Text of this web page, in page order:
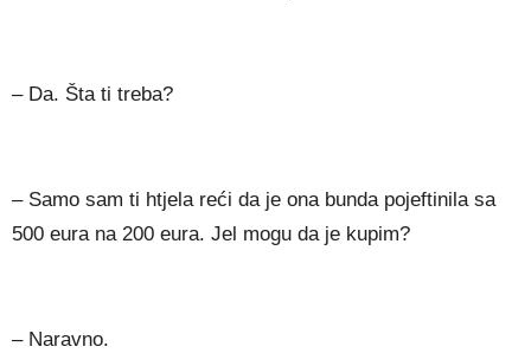
– Da. Šta ti treba?
– Samo sam ti htjela reći da je ona bunda pojeftinila sa
500 eura na 200 eura. Jel mogu da je kupim?
– Naravno.